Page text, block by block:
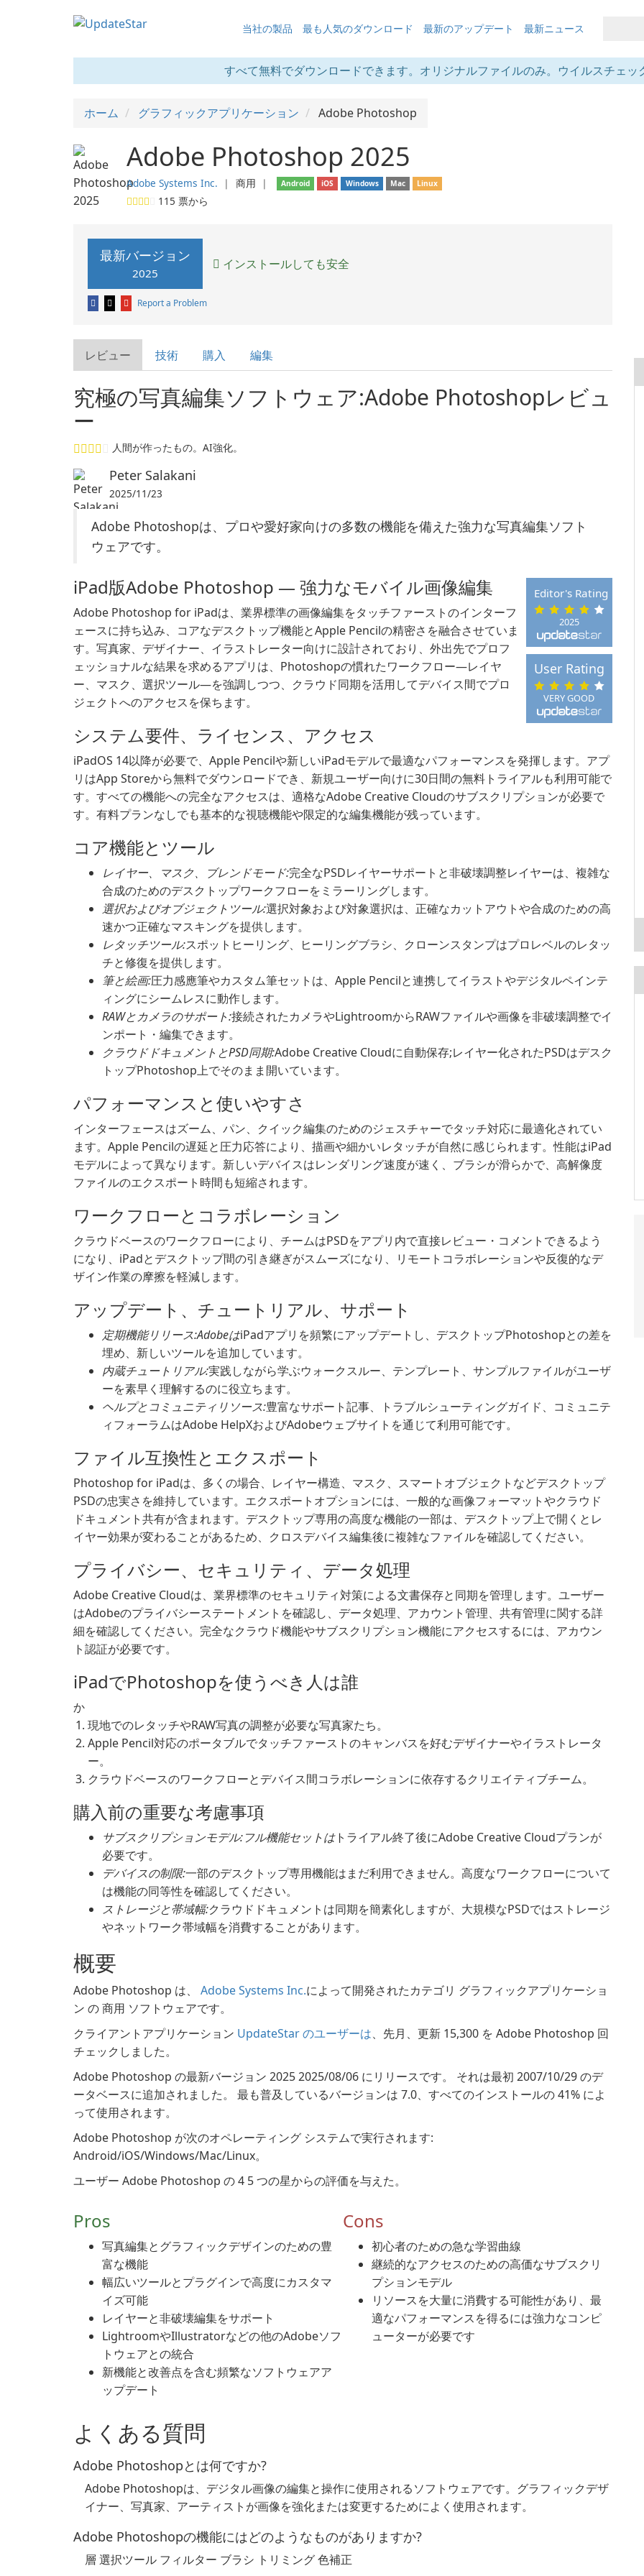
当社の製品 最も人気のダウンロード 最新のアップデート 最新ニュース
すべて無料でダウンロードできます。オリジナルファイルのみ。ウイルスチェッ
ホーム グラフィックアプリケーション Adobe Photoshop
Adobe Photoshop 2025
Adobe Systems Inc. ❘ 商用 ❘ Android iOS Windows Mac Linux
115 票から
最新バージョン
2025
インストールしても安全
Report a Problem
レビュー 技術 購入 編集
究極の写真編集ソフトウェア:Adobe Photoshopレビュ
ー
人間が作ったもの。AI強化。
Peter Salakani
2025/11/23
Adobe Photoshopは、プロや愛好家向けの多数の機能を備えた強力な写真編集ソフト
ウェアです。
2025
Editor's Rating
VERY GOOD
User Rating
iPad版Adobe Photoshop — 強力なモバイル画像編集
Adobe Photoshop for iPadは、業界標準の画像編集をタッチファーストのインターフ
ェースに持ち込み、コアなデスクトップ機能とApple Pencilの精密さを融合させていま
す。写真家、デザイナー、イラストレーター向けに設計されており、外出先でプロフ
ェッショナルな結果を求めるアプリは、Photoshopの慣れたワークフロー—レイヤ
ー、マスク、選択ツール—を強調しつつ、クラウド同期を活用してデバイス間でプロ
ジェクトへのアクセスを保ちます。
システム要件、ライセンス、アクセス
iPadOS 14以降が必要で、Apple Pencilや新しいiPadモデルで最適なパフォーマンスを発揮します。アプ
リはApp Storeから無料でダウンロードでき、新規ユーザー向けに30日間の無料トライアルも利用可能で
す。すべての機能への完全なアクセスは、適格なAdobe Creative Cloudのサブスクリプションが必要で
す。有料プランなしでも基本的な視聴機能や限定的な編集機能が残っています。
コア機能とツール
レイヤー、マスク、ブレンドモード:完全なPSDレイヤーサポートと非破壊調整レイヤーは、複雑な
合成のためのデスクトップワークフローをミラーリングします。
選択およびオブジェクトツール:選択対象および対象選択は、正確なカットアウトや合成のための高
速かつ正確なマスキングを提供します。
レタッチツール:スポットヒーリング、ヒーリングブラシ、クローンスタンプはプロレベルのレタッ
チと修復を提供します。
筆と絵画:圧力感應筆やカスタム筆セットは、Apple Pencilと連携してイラストやデジタルペインテ
ィングにシームレスに動作します。
RAWとカメラのサポート:接続されたカメラやLightroomからRAWファイルや画像を非破壊調整でイ
ンポート・編集できます。
クラウドドキュメントとPSD同期:Adobe Creative Cloudに自動保存;レイヤー化されたPSDはデスク
トップPhotoshop上でそのまま開いています。
パフォーマンスと使いやすさ
インターフェースはズーム、パン、クイック編集のためのジェスチャーでタッチ対応に最適化されてい
ます。Apple Pencilの遅延と圧力応答により、描画や細かいレタッチが自然に感じられます。性能はiPad
モデルによって異なります。新しいデバイスはレンダリング速度が速く、ブラシが滑らかで、高解像度
ファイルのエクスポート時間も短縮されます。
ワークフローとコラボレーション
クラウドベースのワークフローにより、チームはPSDをアプリ内で直接レビュー・コメントできるよう
になり、iPadとデスクトップ間の引き継ぎがスムーズになり、リモートコラボレーションや反復的なデ
ザイン作業の摩擦を軽減します。
アップデート、チュートリアル、サポート
定期機能リリース:AdobeはiPadアプリを頻繁にアップデートし、デスクトップPhotoshopとの差を
埋め、新しいツールを追加しています。
内蔵チュートリアル:実践しながら学ぶウォークスルー、テンプレート、サンプルファイルがユーザ
ーを素早く理解するのに役立ちます。
ヘルプとコミュニティリソース:豊富なサポート記事、トラブルシューティングガイド、コミュニテ
ィフォーラムはAdobe HelpXおよびAdobeウェブサイトを通じて利用可能です。
ファイル互換性とエクスポート
Photoshop for iPadは、多くの場合、レイヤー構造、マスク、スマートオブジェクトなどデスクトップ
PSDの忠実さを維持しています。エクスポートオプションには、一般的な画像フォーマットやクラウド
ドキュメント共有が含まれます。デスクトップ専用の高度な機能の一部は、デスクトップ上で開くとレ
イヤー効果が変わることがあるため、クロスデバイス編集後に複雑なファイルを確認してください。
プライバシー、セキュリティ、データ処理
Adobe Creative Cloudは、業界標準のセキュリティ対策による文書保存と同期を管理します。ユーザー
はAdobeのプライバシーステートメントを確認し、データ処理、アカウント管理、共有管理に関する詳
細を確認してください。完全なクラウド機能やサブスクリプション機能にアクセスするには、アカウン
ト認証が必要です。
iPadでPhotoshopを使うべき人は誰
か
現地でのレタッチやRAW写真の調整が必要な写真家たち。
Apple Pencil対応のポータブルでタッチファーストのキャンバスを好むデザイナーやイラストレータ
ー。
クラウドベースのワークフローとデバイス間コラボレーションに依存するクリエイティブチーム。
購入前の重要な考慮事項
サブスクリプションモデル:フル機能セットはトライアル終了後にAdobe Creative Cloudプランが
必要です。
デバイスの制限:一部のデスクトップ専用機能はまだ利用できません。高度なワークフローについて
は機能の同等性を確認してください。
ストレージと帯域幅:クラウドドキュメントは同期を簡素化しますが、大規模なPSDではストレージ
やネットワーク帯域幅を消費することがあります。
概要
Adobe Photoshop は、 Adobe Systems Inc.によって開発されたカテゴリ グラフィックアプリケーショ
ン の 商用 ソフトウェアです。
クライアントアプリケーション UpdateStar のユーザーは、先月、更新 15,300 を Adobe Photoshop 回
チェックしました。
Adobe Photoshop の最新バージョン 2025 2025/08/06 にリリースです。 それは最初 2007/10/29 のデ
ータベースに追加されました。 最も普及しているバージョンは 7.0、すべてのインストールの 41% によ
って使用されます。
Adobe Photoshop が次のオペレーティング システムで実行されます:
Android/iOS/Windows/Mac/Linux。
ユーザー Adobe Photoshop の 4 5 つの星からの評価を与えた。
Pros
写真編集とグラフィックデザインのための豊
富な機能
幅広いツールとプラグインで高度にカスタマ
イズ可能
レイヤーと非破壊編集をサポート
LightroomやIllustratorなどの他のAdobeソフ
トウェアとの統合
新機能と改善点を含む頻繁なソフトウェアア
ップデート
Cons
初心者のための急な学習曲線
継続的なアクセスのための高価なサブスクリ
プションモデル
リソースを大量に消費する可能性があり、最
適なパフォーマンスを得るには強力なコンピ
ューターが必要です
よくある質問
Adobe Photoshopとは何ですか?
Adobe Photoshopは、デジタル画像の編集と操作に使用されるソフトウェアです。グラフィックデザ
イナー、写真家、アーティストが画像を強化または変更するためによく使用されます。
Adobe Photoshopの機能にはどのようなものがありますか?
層 選択ツール フィルター ブラシ トリミング 色補正